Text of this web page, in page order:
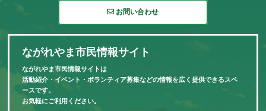
お問い合わせ
ながれやま市民情報サイト
ながれやま市民情報サイトは
活動紹介・イベント・ボランティア募集などの情報を広く提供できるスペ
ースです。
お気軽にご利用ください。